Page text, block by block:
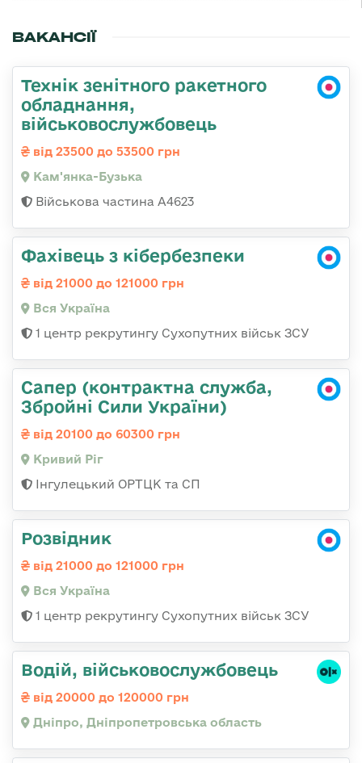
ВАКАНСІЇ
Технік зенітного ракетного
обладнання,
військовослужбовець
від 23500 до 53500 грн
Кам'янка-Бузька
Військова частина А4623
Фахівець з кібербезпеки
від 21000 до 121000 грн
Вся Україна
1 центр рекрутингу Сухопутних військ ЗСУ
Сапер (контрактна служба,
Збройні Сили України)
від 20100 до 60300 грн
Кривий Ріг
Інгулецький ОРТЦК та СП
Розвідник
від 21000 до 121000 грн
Вся Україна
1 центр рекрутингу Сухопутних військ ЗСУ
Водій, військовослужбовець
від 20000 до 120000 грн
Дніпро, Дніпропетровська область